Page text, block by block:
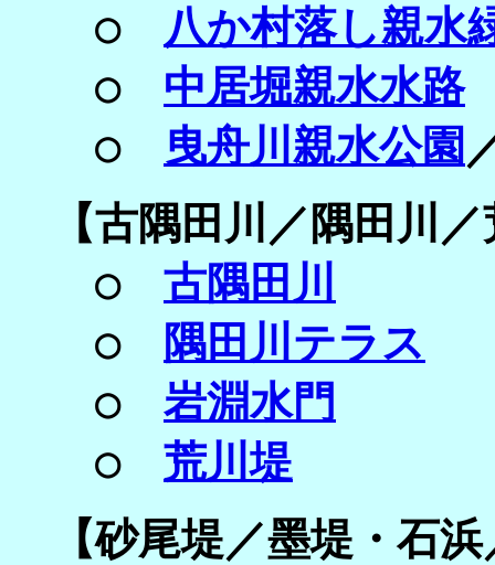
○ 八か村落し親水
○ 中居堀親水水路
○
曳舟川親水公園
【古隅田川／ 隅田川／
○ 古隅田川
○
隅田川テラス
○ 岩淵水門
○ 荒川堤
【砂尾堤／墨堤・石浜